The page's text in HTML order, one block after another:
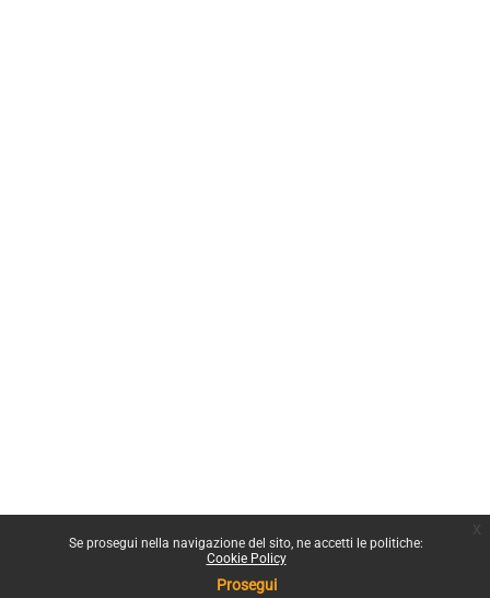
Se prosegui nella navigazione del sito, ne accetti le politiche:
Cookie Policy
Prosegui